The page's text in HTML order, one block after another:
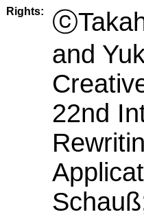
Rights:
and
22nd